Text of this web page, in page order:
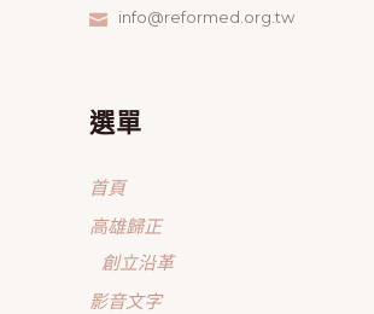
info@reformed.org.tw
選單
首頁
高雄歸正
創立沿革
影音文字